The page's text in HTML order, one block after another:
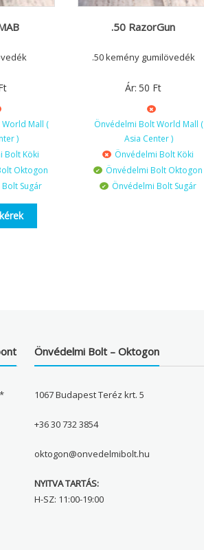
Mall (
)
Bolt Köki
Oktogon
Sugár
.50 RazorGun
.50 kemény gumilövedék
Ár: 50 Ft
Önvédelmi Bolt World Mall (
Asia Center )
Önvédelmi Bolt Köki
Önvédelmi Bolt Oktogon
Önvédelmi Bolt Sugár
Önvédelmi Bolt – Oktogon
1067 Budapest Teréz krt. 5
+36 30 732 3854
oktogon@onvedelmibolt.hu
NYITVA TARTÁS:
H-SZ: 11:00-19:00